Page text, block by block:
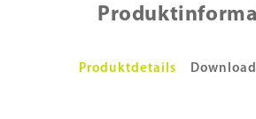
Produktdetails